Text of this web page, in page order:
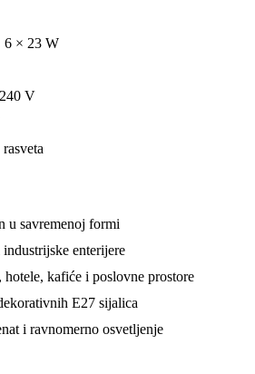
6 × 23 W
V
u savremenoj formi
enterijere
hotele, kafiće i poslovne prostore
E27 sijalica
i ravnomerno osvetljenje